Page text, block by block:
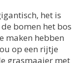
het is
bomen het bos
maken hebben
op een rijtje
grasmaaier met